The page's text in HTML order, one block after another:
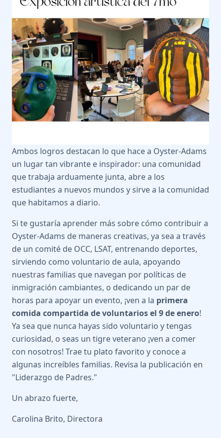
Ambos logros destacan lo que hace a Oyster-Adams
un lugar tan vibrante e inspirador: una comunidad
que trabaja arduamente junta, abre a los
estudiantes a nuevos mundos y sirve a la comunidad
que habitamos a diario.
Si te gustaría aprender más sobre cómo contribuir a
Oyster-Adams de maneras creativas, ya sea a través
de un comité de OCC, LSAT, entrenando deportes,
sirviendo como voluntario de aula, apoyando
nuestras familias que navegan por políticas de
inmigración cambiantes, o dedicando un par de
horas para apoyar un evento, ¡ven a la primera
comida compartida de voluntarios el 9 de enero!
Ya sea que nunca hayas sido voluntario y tengas
curiosidad, o seas un tigre veterano ¡ven a comer
con nosotros! Trae tu plato favorito y conoce a
algunas increíbles familias. Revisa la publicación en
"Liderazgo de Padres."
Un abrazo fuerte,
Carolina Brito, Directora